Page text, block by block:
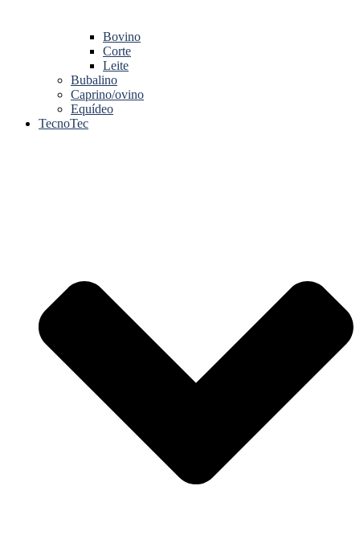
Bovino
Corte
Leite
Bubalino
Caprino/ovino
Equídeo
TecnoTec